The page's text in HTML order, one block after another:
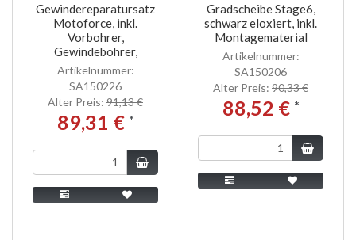
Gewindereparatursatz
Motoforce, inkl.
Vorbohrer,
Gewindebohrer,
Artikelnummer:
SA150226
Alter Preis: 91,13 €
89,31 € *
Gradscheibe Stage6,
schwarz eloxiert, inkl.
Montagematerial
Artikelnummer:
SA150206
Alter Preis: 90,33 €
88,52 € *